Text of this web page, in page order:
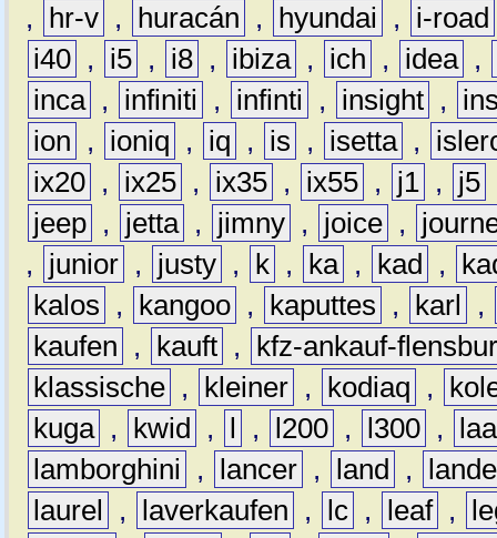
,
hr-v , huracán , hyundai ,
i-road
i40 , i5 , i8 , ibiza , ich , idea ,
inca , infiniti , infinti , insight ,
ion
, ioniq , iq , is , isetta ,
ix20 , ix25 , ix35 , ix55 , j1 , j5
jeep , jetta , jimny , joice ,
,
junior , justy , k , ka , kad ,
kalos
, kangoo , kaputtes , karl
,
kaufen
, kauft ,
kfz-ankauf-
klassische , kleiner , kodiaq ,
kuga , kwid , l , l200 , l300 ,
lamborghini
, lancer , land ,
laurel
, laverkaufen , lc , leaf ,